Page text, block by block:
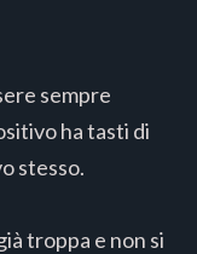
sempre
ha tasti di
stesso.
troppa e non si